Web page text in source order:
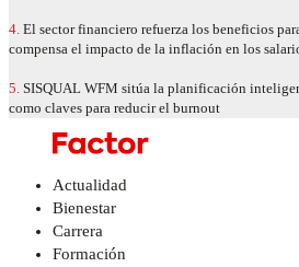
4. El sector financiero refuerza los beneficios
compensa el impacto de la inflación en los
5. SISQUAL WFM sitúa la planificación
como claves para reducir el burnout
Actualidad
Bienestar
Carrera
Formación